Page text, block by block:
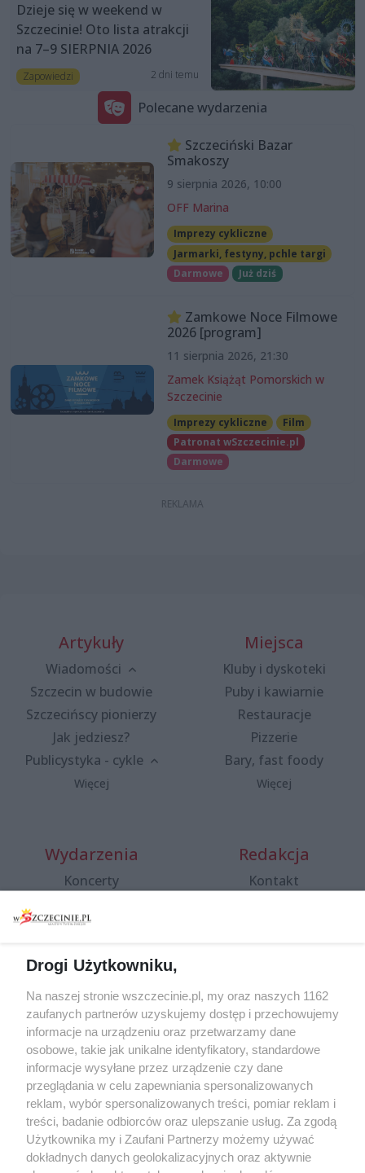
Dzieje się w weekend w
Szczecinie! Oto lista atrakcji
na 7–9 SIERPNIA 2026
Zapowiedzi 2 dni temu
Polecane wydarzenia
Szczeciński Bazar
Smakoszy
9 sierpnia 2026, 10:00
OFF Marina
Imprezy cykliczne
Jarmarki, festyny, pchle targi
Darmowe
Już dziś
Zamkowe Noce Filmowe
2026 [program]
11 sierpnia 2026, 21:30
Zamek Książąt Pomorskich w
Szczecinie
Imprezy cykliczne
Film
Patronat wSzczecinie.pl
Darmowe
Artykuły
Wiadomości
Szczecin w budowie
Szczecińscy pionierzy
Jak jedziesz?
Publicystyka - cykle
Więcej
Miejsca
Kluby i dyskoteki
Puby i kawiarnie
Restauracje
Pizzerie
Bary, fast foody
Więcej
Wydarzenia
Koncerty
Spacery i oprowadzania
targi
Wernisaże
Więcej
Redakcja
Kontakt
Specjalny koncert z okazji
20. urodzin portalu
wSzczecinie.pl
Regulamin konkursów
śniadaniówka "Hej
Szczecin! Jest piątek!"
Partnerzy
Drogi Użytkowniku,
Na naszej stronie wszczecinie.pl, my oraz naszych 1162
zaufanych partnerów uzyskujemy dostęp i przechowujemy
informacje na urządzeniu oraz przetwarzamy dane
osobowe, takie jak unikalne identyfikatory, standardowe
informacje wysyłane przez urządzenie czy dane
przeglądania w celu zapewniania spersonalizowanych
reklam, wybór spersonalizowanych treści, pomiar reklam i
treści, badanie odbiorców oraz ulepszanie usług. Za zgodą
Użytkownika my i Zaufani Partnerzy możemy używać
dokładnych danych geolokalizacyjnych oraz aktywnie